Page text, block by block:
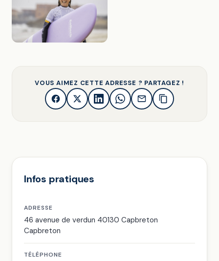
VOUS AIMEZ CETTE ADRESSE ? PARTAGEZ !
Infos pratiques
ADRESSE
46 avenue de verdun 40130 Capbreton
Capbreton
TÉLÉPHONE